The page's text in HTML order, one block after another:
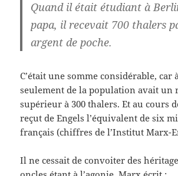
Quand il était étudiant à
papa, il recevait 700 thalers
argent de poche.
C’était une somme considérable, car
seulement de la population avait un
supérieur à 300 thalers. Et au cours
reçut de Engels l’équivalent de six
français (chiffres de l’Institut Marx-
Il ne cessait de convoiter des